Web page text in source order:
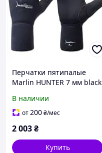
Перчатки пятипалые
Marlin HUNTER 7 мм black
В наличии
от200₴/мес
2 003₴
Купить